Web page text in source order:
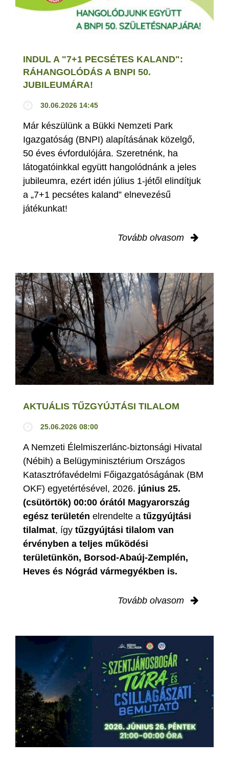
INDUL A "7+1 PECSÉTES KALAND":
RÁHANGOLÓDÁS A BNPI 50.
JUBILEUMÁRA!
30.06.2026 14:45
Már készülünk a Bükki Nemzeti Park
Igazgatóság (BNPI) alapításának közelgő,
50 éves évfordulójára. Szeretnénk, ha
látogatóinkkal együtt hangolódnánk a jeles
jubileumra, ezért idén július 1-jétől elindítjuk
a „7+1 pecsétes kaland” elnevezésű
játékunkat!
Tovább olvasom
AKTUÁLIS TŰZGYÚJTÁSI TILALOM
25.06.2026 08:00
A Nemzeti Élelmiszerlánc-biztonsági Hivatal
(Nébih) a Belügyminisztérium Országos
Katasztrófavédelmi Főigazgatóságának (BM
OKF) egyetértésével, 2026. június 25.
(csütörtök) 00:00 órától Magyarország
egész területén elrendelte a tűzgyújtási
tilalmat, így tűzgyújtási tilalom van
érvényben a teljes működési
területünkön, Borsod-Abaúj-Zemplén,
Heves és Nógrád vármegyékben is.
Tovább olvasom